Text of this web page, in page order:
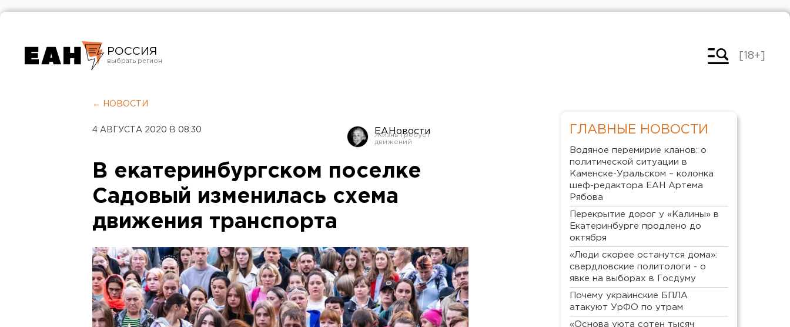
РОССИЯ
Челябинск
[18+]
← НОВОСТИ
4 АВГУСТА 2020 В 08:30 ЕАНовости
В екатеринбургском поселке
Садовый изменилась схема
движения транспорта
ГЛАВНЫЕ НОВОСТИ
Водяное перемирие кланов: о
политической ситуации в
Каменске-Уральском – колонка
шеф-редактора ЕАН Артема
Рябова
Перекрытие дорог у «Калины» в
Екатеринбурге продлено до
октября
«Люди скорее останутся дома»:
свердловские политологи - о
явке на выборах в Госдуму
Почему украинские БПЛА
атакуют УрФО по утрам
«Основа уюта сотен тысяч